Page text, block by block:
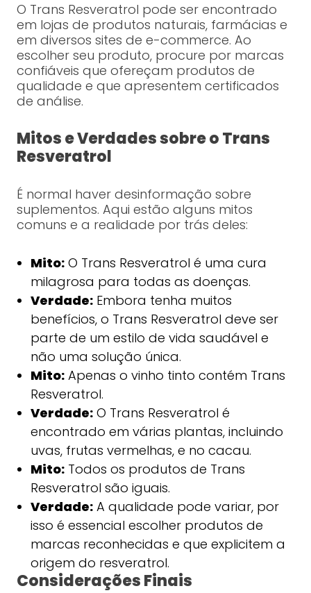
O Trans Resveratrol pode ser encontrado
em lojas de produtos naturais, farmácias e
em diversos sites de e-commerce. Ao
escolher seu produto, procure por marcas
confiáveis que ofereçam produtos de
qualidade e que apresentem certificados
de análise.
Mitos e Verdades sobre o Trans
Resveratrol
É normal haver desinformação sobre
suplementos. Aqui estão alguns mitos
comuns e a realidade por trás deles:
Mito:O Trans Resveratrol é uma cura
milagrosa para todas as doenças.
Verdade:Embora tenha muitos
benefícios, o Trans Resveratrol deve ser
parte de um estilo de vida saudável e
não uma solução única.
Mito:Apenas o vinho tinto contém Trans
Resveratrol.
Verdade:O Trans Resveratrol é
encontrado em várias plantas, incluindo
uvas, frutas vermelhas, e no cacau.
Mito:Todos os produtos de Trans
Resveratrol são iguais.
Verdade:A qualidade pode variar, por
isso é essencial escolher produtos de
marcas reconhecidas e que explicitem a
origem do resveratrol.
Considerações Finais